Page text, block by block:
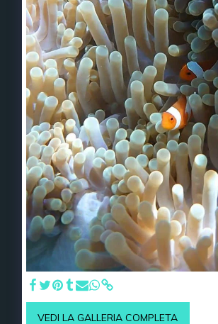
VEDI LA GALLERIA COMPLETA